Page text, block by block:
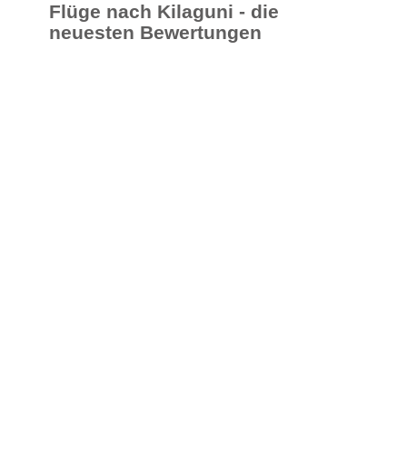
Flüge nach Kilaguni - die
neuesten Bewertungen